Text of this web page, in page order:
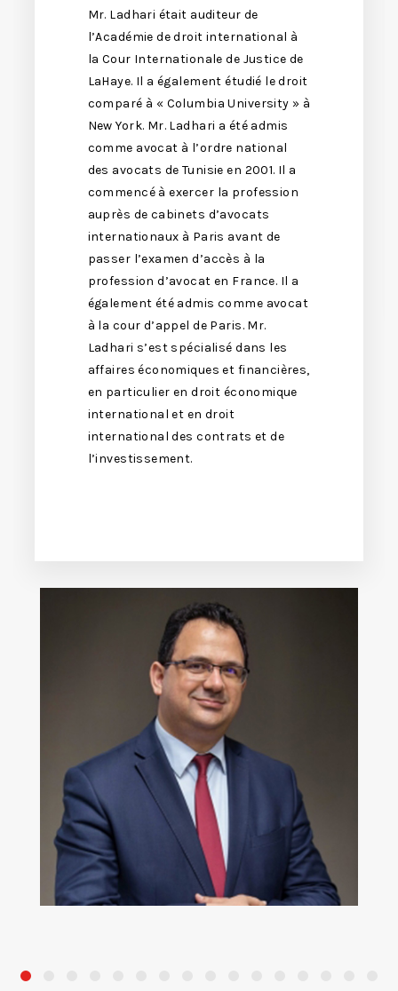
Mr. Ladhari était auditeur de
l’Académie de droit international à
la Cour Internationale de Justice de
LaHaye. Il a également étudié le droit
comparé à « Columbia University » à
New York. Mr. Ladhari a été admis
comme avocat à l’ordre national
des avocats de Tunisie en 2001. Il a
commencé à exercer la profession
auprès de cabinets d’avocats
internationaux à Paris avant de
passer l’examen d’accès à la
profession d’avocat en France. Il a
également été admis comme avocat
à la cour d’appel de Paris. Mr.
Ladhari s’est spécialisé dans les
affaires économiques et financières,
en particulier en droit économique
international et en droit
international des contrats et de
l’investissement.